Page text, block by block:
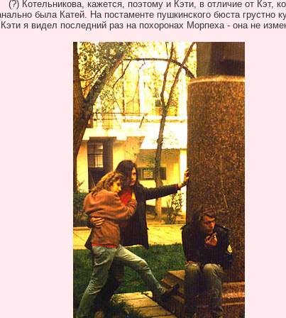
(?) Котельникова, кажется, поэтому и Кэти, в отличие от Кэт,
была Катей. На постаменте пушкинского бюста грустно
Кэти я видел последний раз на похоронах Морпеха - она не